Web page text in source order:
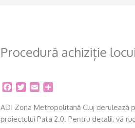
Procedură achiziție
c
e
i
t
a
i
a
r
ADI Zona Metropolitană Cluj derulează
proiectului Pata 2.0. Pentru detalii, vă